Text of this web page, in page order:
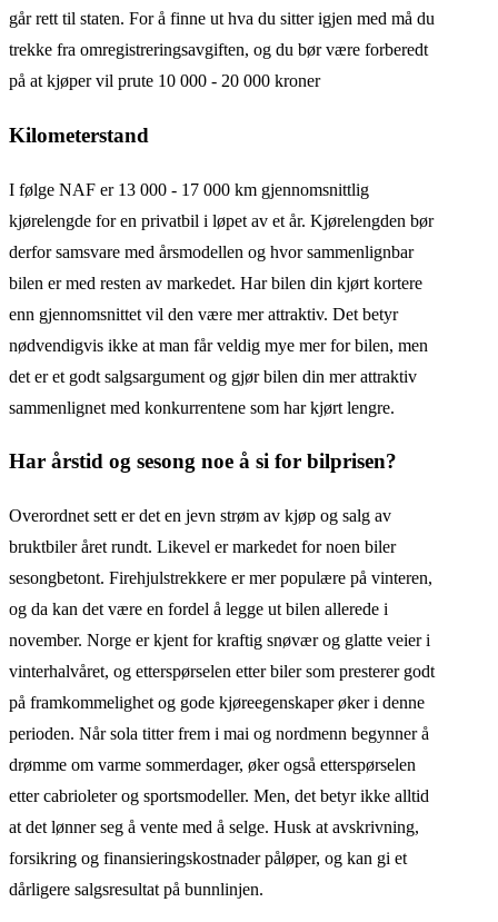
går rett til staten. For å finne ut hva du sitter igjen med må du
trekke fra omregistreringsavgiften, og du bør være forberedt
på at kjøper vil prute 10 000 - 20 000 kroner
Kilometerstand
I følge NAF er 13 000 - 17 000 km gjennomsnittlig
kjørelengde for en privatbil i løpet av et år. Kjørelengden bør
derfor samsvare med årsmodellen og hvor sammenlignbar
bilen er med resten av markedet. Har bilen din kjørt kortere
enn gjennomsnittet vil den være mer attraktiv. Det betyr
nødvendigvis ikke at man får veldig mye mer for bilen, men
det er et godt salgsargument og gjør bilen din mer attraktiv
sammenlignet med konkurrentene som har kjørt lengre.
Har årstid og sesong noe å si for bilprisen?
Overordnet sett er det en jevn strøm av kjøp og salg av
bruktbiler året rundt. Likevel er markedet for noen biler
sesongbetont. Firehjulstrekkere er mer populære på vinteren,
og da kan det være en fordel å legge ut bilen allerede i
november. Norge er kjent for kraftig snøvær og glatte veier i
vinterhalvåret, og etterspørselen etter biler som presterer godt
på framkommelighet og gode kjøreegenskaper øker i denne
perioden. Når sola titter frem i mai og nordmenn begynner å
drømme om varme sommerdager, øker også etterspørselen
etter cabrioleter og sportsmodeller. Men, det betyr ikke alltid
at det lønner seg å vente med å selge. Husk at avskrivning,
forsikring og finansieringskostnader påløper, og kan gi et
dårligere salgsresultat på bunnlinjen.